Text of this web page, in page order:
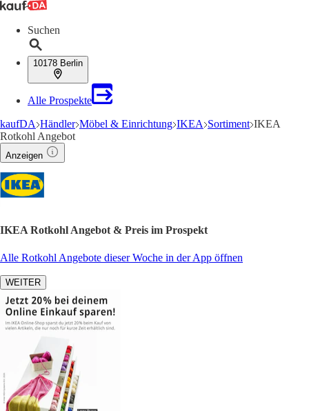
Suchen
10178 Berlin
Alle Prospekte
kaufDA Händler Möbel & Einrichtung IKEA Sortiment IKEA
Rotkohl Angebot
Anzeigen
IKEA Rotkohl Angebot & Preis im Prospekt
Alle Rotkohl Angebote dieser Woche in der App öffnen
WEITER